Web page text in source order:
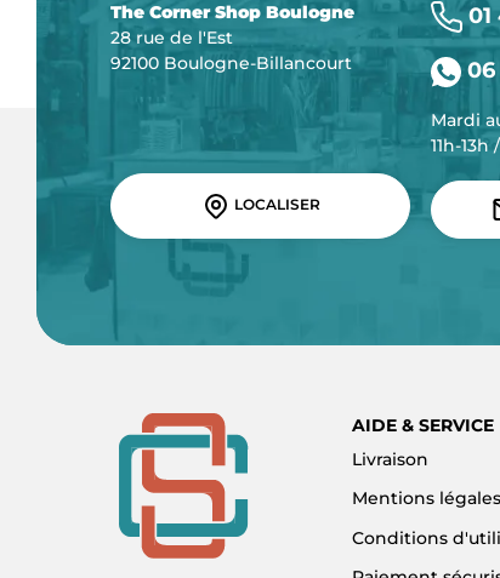
The Corner Shop Boulogne
28 rue de l'Est
92100 Boulogne-Billancourt
LOCALISER
01
06
Mardi
11h-13h
AIDE & SERVICE
Livraison
Mentions légales
Conditions